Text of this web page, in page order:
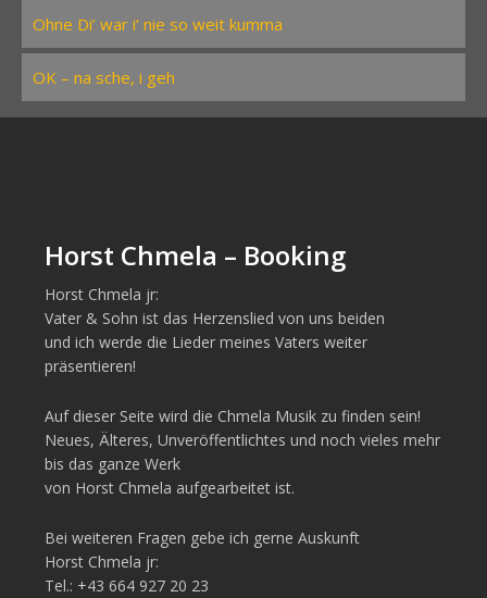
Ohne Di‘ war i‘ nie so weit kumma
OK – na sche, i geh
Horst Chmela – Booking
Horst Chmela jr:
Vater & Sohn ist das Herzenslied von uns beiden
und ich werde die Lieder meines Vaters weiter
präsentieren!
Auf dieser Seite wird die Chmela Musik zu finden sein!
Neues, Älteres, Unveröffentlichtes und noch vieles mehr
bis das ganze Werk
von Horst Chmela aufgearbeitet ist.
Bei weiteren Fragen gebe ich gerne Auskunft
Horst Chmela jr:
Tel.: +43 664 927 20 23